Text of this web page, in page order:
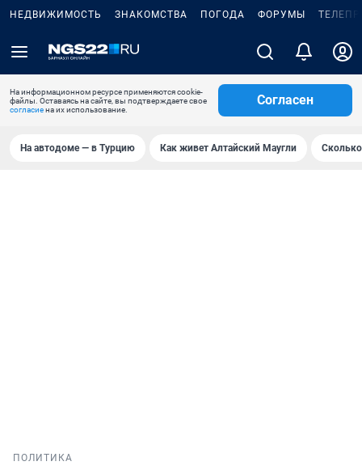
НЕДВИЖИМОСТЬ ЗНАКОМСТВА ПОГОДА ФОРУМЫ
На информационном ресурсе применяются cookie-
файлы. Оставаясь на сайте, вы подтверждаете свое
согласиена их использование.
Согласен
На автодоме — в Турцию Как живет Алтайский Маугли
ПОЛИТИКА